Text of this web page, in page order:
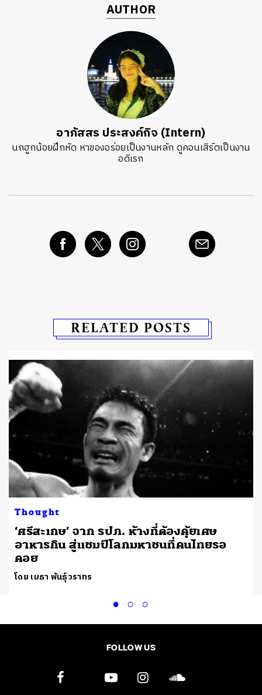
AUTHOR
อาภัสสร ประสงค์กิจ (Intern)
นกฮูกน้อยฝึกหัด หาของอร่อยเป็นงานหลัก ดูคอนเสิร์ตเป็นงาน
อดิเรก
RELATED POSTS
Thought
‘ศรีสะเกษ’ จาก รปภ. ห้างที่ต้องคุ้ยเศษ
อาหารกิน สู่แชมป์โลกมหาชนที่คนไทยรอ
คอย
โดย เมธา พันธุ์วราทร
FOLLOW US